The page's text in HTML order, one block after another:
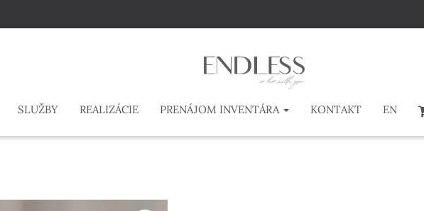
SLUŽBY REALIZÁCIE PRENÁJOM INVENTÁRA KONTAKT EN